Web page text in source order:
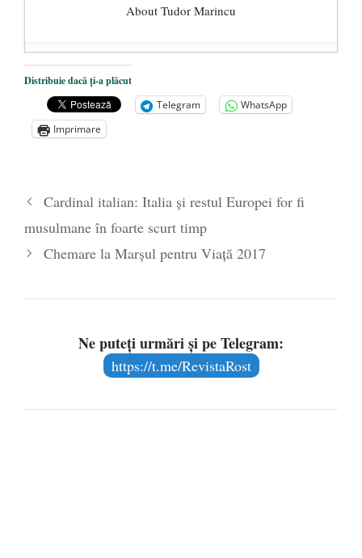
About Tudor Marincu
De ce propaganda LGBT nu-și are locul în
unitățile de învățământ
- 17 iunie 2020
Anarhia din SUA e opera stângii radicale
2 iunie 2020
mai 2020
Distribuie dacă ți-a plăcut
Telegram
WhatsApp
Imprimare
Cardinal italian: Italia și restul Europei for fi
musulmane în foarte scurt timp
Chemare la Marșul pentru Viață 2017
Ne puteți urmări și pe Telegram:
https://t.me/RevistaRost